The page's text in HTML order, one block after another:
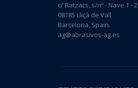
c/ Batzacs, s/nº - Nave 1 - 2
08185 Lliçà de Vall
Barcelona, Spain.
ag@abrasivos-ag.es